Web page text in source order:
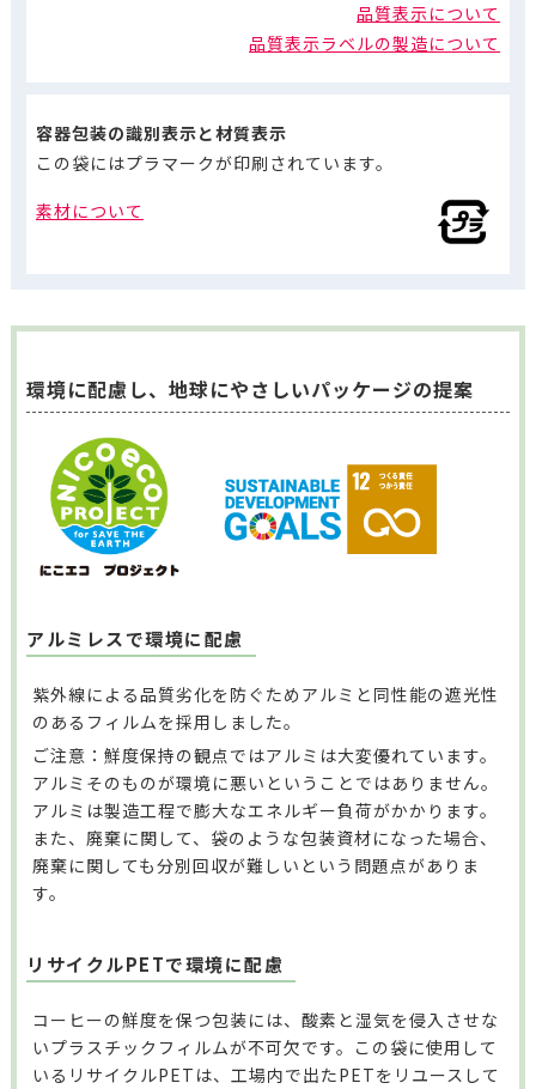
品質表示について
品質表示ラベルの製造について
容器包装の識別表示と材質表示
この袋にはプラマークが印刷されています。
素材について
環境に配慮し、地球にやさしいパッケージの提案
アルミレスで環境に配慮
紫外線による品質劣化を防ぐためアルミと同性能の遮光性
のあるフィルムを採用しました。
ご注意：鮮度保持の観点ではアルミは大変優れています。
アルミそのものが環境に悪いということではありません。
アルミは製造工程で膨大なエネルギー負荷がかかります。
また、廃棄に関して、袋のような包装資材になった場合、
廃棄に関しても分別回収が難しいという問題点がありま
す。
リサイクルPETで環境に配慮
コーヒーの鮮度を保つ包装には、酸素と湿気を侵入させな
いプラスチックフィルムが不可欠です。この袋に使用して
いるリサイクルPETは、工場内で出たPETをリユースして